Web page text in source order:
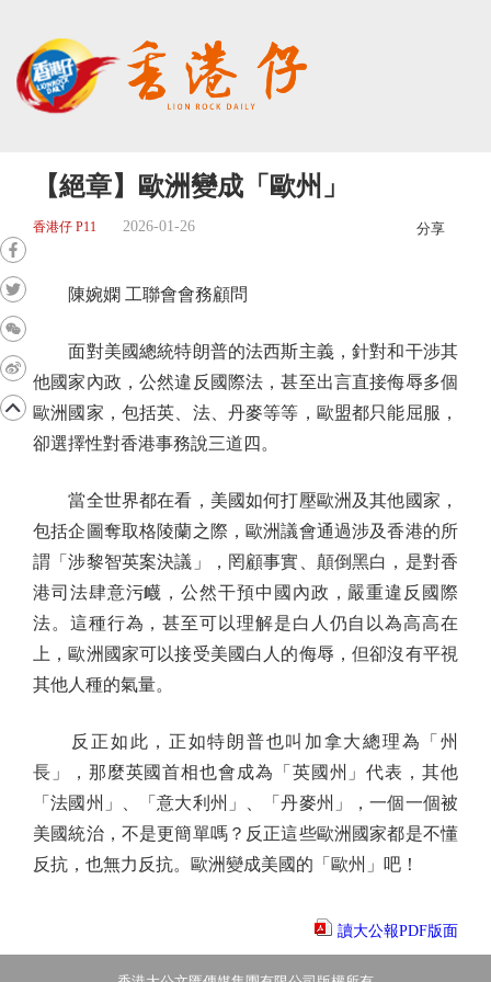
【絕章】歐洲變成「歐州」
香港仔 P11 2026-01-26 分享
陳婉嫻 工聯會會務顧問
面對美國總統特朗普的法西斯主義，針對和干涉其
他國家內政，公然違反國際法，甚至出言直接侮辱多個
歐洲國家，包括英、法、丹麥等等，歐盟都只能屈服，
卻選擇性對香港事務說三道四。
當全世界都在看，美國如何打壓歐洲及其他國家，
包括企圖奪取格陵蘭之際，歐洲議會通過涉及香港的所
謂「涉黎智英案決議」，罔顧事實、顛倒黑白，是對香
港司法肆意污衊，公然干預中國內政，嚴重違反國際
法。這種行為，甚至可以理解是白人仍自以為高高在
上，歐洲國家可以接受美國白人的侮辱，但卻沒有平視
其他人種的氣量。
反正如此，正如特朗普也叫加拿大總理為「州
長」，那麼英國首相也會成為「英國州」代表，其他
「法國州」、「意大利州」、「丹麥州」，一個一個被
美國統治，不是更簡單嗎？反正這些歐洲國家都是不懂
反抗，也無力反抗。歐洲變成美國的「歐州」吧！
讀大公報PDF版面